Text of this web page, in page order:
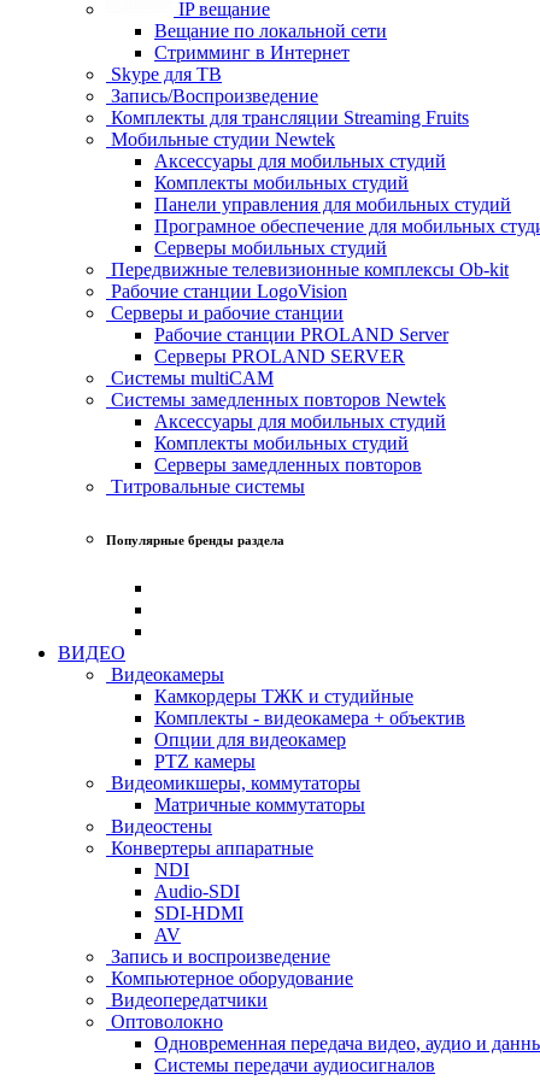
IP вещание
Вещание по локальной сети
Стримминг в Интернет
Skype для ТВ
Запись/Воспроизведение
Комплекты для трансляции Streaming Fruits
Мобильные студии Newtek
Аксессуары для мобильных студий
Комплекты мобильных студий
Панели управления для мобильных студий
Програмное обеспечение для мобильных
Серверы мобильных студий
Передвижные телевизионные комплексы Ob-kit
Рабочие станции LogoVision
Серверы и рабочие станции
Рабочие станции PROLAND Server
Серверы PROLAND SERVER
Системы multiCAM
Системы замедленных повторов Newtek
Аксессуары для мобильных студий
Комплекты мобильных студий
Серверы замедленных повторов
Титровальные системы
Популярные бренды раздела
ВИДЕО
Видеокамеры
Камкордеры ТЖК и студийные
Комплекты - видеокамера + объектив
Опции для видеокамер
PTZ камеры
Видеомикшеры, коммутаторы
Матричные коммутаторы
Видеостены
Конвертеры аппаратные
NDI
Audio-SDI
SDI-HDMI
AV
Запись и воспроизведение
Компьютерное оборудование
Видеопередатчики
Оптоволокно
Одновременная передача видео, аудио и
Системы передачи аудиосигналов